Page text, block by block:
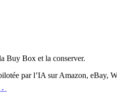
Buy Box et la conserver.
par l’IA sur Amazon, eBay,